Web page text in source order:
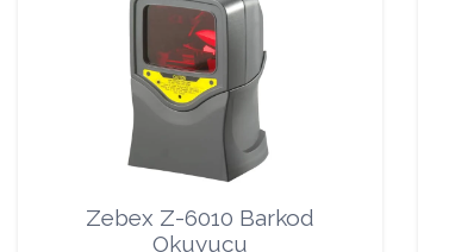
Zebex Z-6010 Barkod
Okuyucu